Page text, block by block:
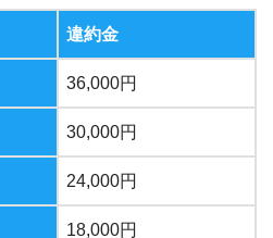
違約金
36,000円
30,000円
24,000円
18,000円